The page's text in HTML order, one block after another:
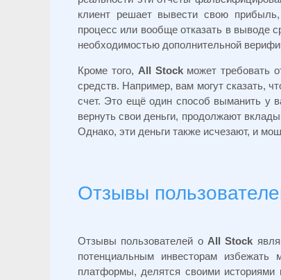
клиент решает вывести свою
процесс или вообще отказать в выводе
необходимостью дополнительной
Кроме того, All Stockможет требовать
средств. Например, вам могут сказать,
счет. Это ещё один способ выманить у
вернуть свои деньги, продолжают
Однако, эти деньги также исчезают, и
Отзывы
Отзывы пользователей о All Stock
потенциальным инвесторам
платформы, делятся своими историями